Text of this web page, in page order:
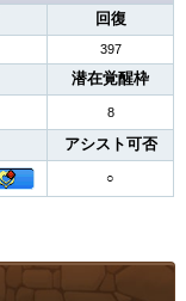
回復
397
潜在覚醒枠
8
アシスト可否
○